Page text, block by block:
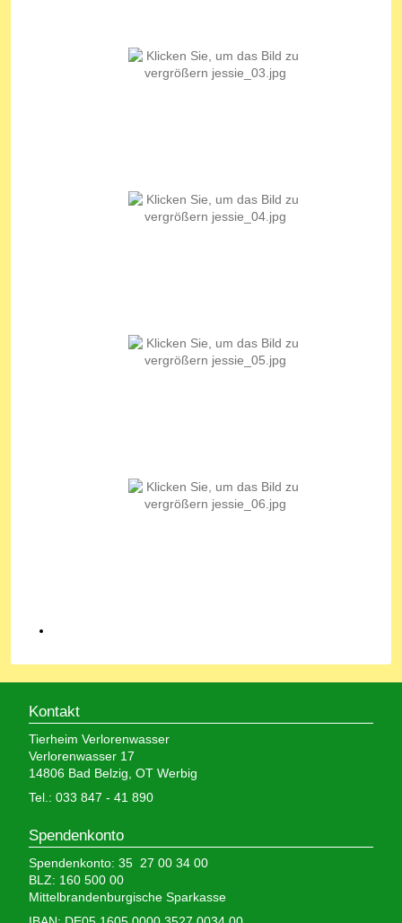
Kontakt
Tierheim Verlorenwasser
Verlorenwasser 17
14806 Bad Belzig, OT Werbig
Tel.: 033 847 - 41 890
Spendenkonto
Spendenkonto: 35 27 00 34 00
BLZ: 160 500 00
Mittelbrandenburgische Sparkasse